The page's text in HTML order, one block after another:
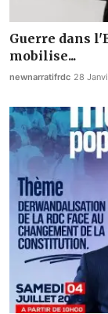
Guerre dans
mobilise...
newnarratifrdc 28